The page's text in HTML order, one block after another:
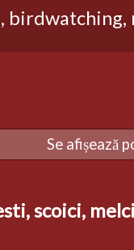
Se afișează
scoici, melci